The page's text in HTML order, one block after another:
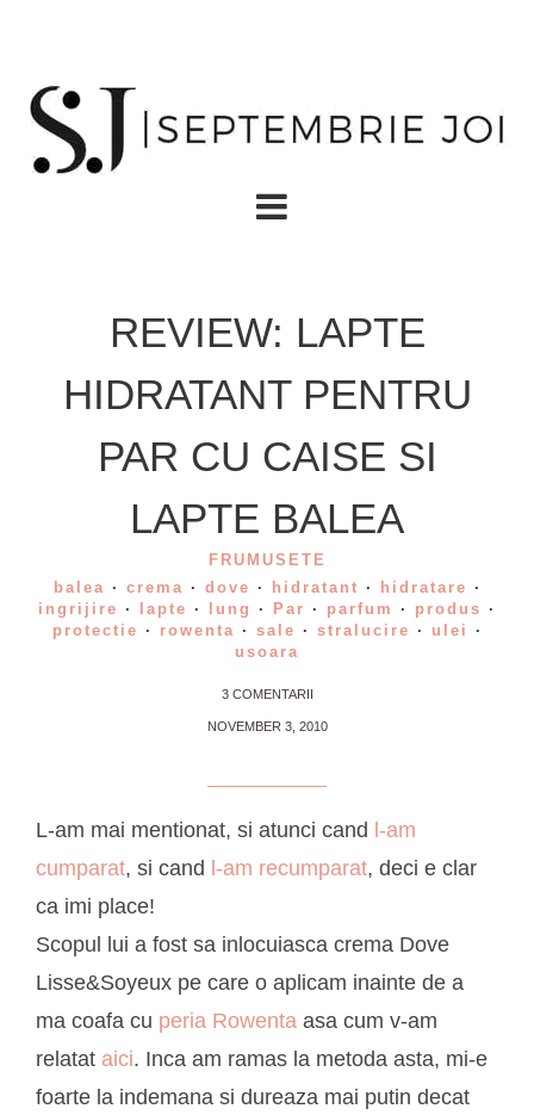
REVIEW: LAPTE
HIDRATANT PENTRU
PAR CU CAISE SI
LAPTE BALEA
FRUMUSETE
balea · crema · dove · hidratant · hidratare ·
ingrijire · lapte · lung · Par · parfum · produs ·
protectie · rowenta · sale · stralucire · ulei
·
usoara
3 COMENTARII
NOVEMBER 3, 2010
L-am mai mentionat, si atunci cand l-am
cumparat, si cand l-am recumparat, deci e clar
ca imi place!
Scopul lui a fost sa inlocuiasca crema Dove
Lisse&Soyeux pe care o aplicam inainte de a
ma coafa cu peria Rowenta asa cum v-am
relatat aici. Inca am ramas la metoda asta, mi-e
foarte la indemana si dureaza mai putin decat